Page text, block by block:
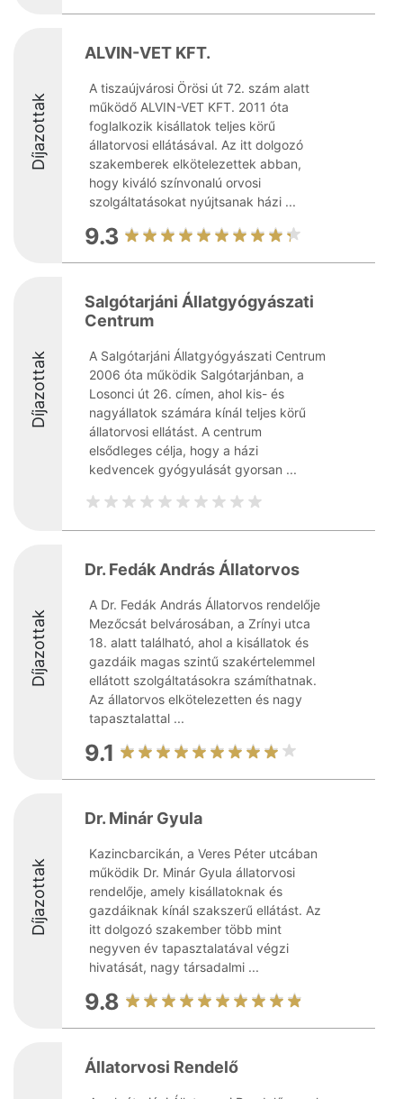
Díjazottak
ALVIN-VET KFT.
A tiszaújvárosi Örösi út 72. szám alatt
működő ALVIN-VET KFT. 2011 óta
foglalkozik kisállatok teljes körű
állatorvosi ellátásával. Az itt dolgozó
szakemberek elkötelezettek abban,
hogy kiváló színvonalú orvosi
szolgáltatásokat nyújtsanak házi ...
9.3
Díjazottak
Salgótarjáni Állatgyógyászati
Centrum
A Salgótarjáni Állatgyógyászati Centrum
2006 óta működik Salgótarjánban, a
Losonci út 26. címen, ahol kis- és
nagyállatok számára kínál teljes körű
állatorvosi ellátást. A centrum
elsődleges célja, hogy a házi
kedvencek gyógyulását gyorsan ...
Díjazottak
Dr. Fedák András Állatorvos
A Dr. Fedák András Állatorvos rendelője
Mezőcsát belvárosában, a Zrínyi utca
18. alatt található, ahol a kisállatok és
gazdáik magas szintű szakértelemmel
ellátott szolgáltatásokra számíthatnak.
Az állatorvos elkötelezetten és nagy
tapasztalattal ...
9.1
Díjazottak
Dr. Minár Gyula
Kazincbarcikán, a Veres Péter utcában
működik Dr. Minár Gyula állatorvosi
rendelője, amely kisállatoknak és
gazdáiknak kínál szakszerű ellátást. Az
itt dolgozó szakember több mint
negyven év tapasztalatával végzi
hivatását, nagy társadalmi ...
9.8
Állatorvosi Rendelő